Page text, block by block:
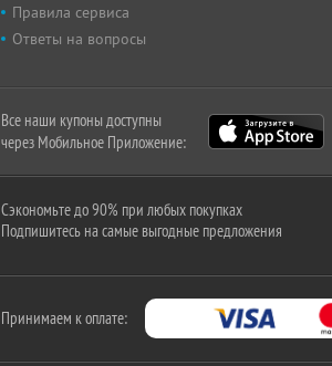
Правила сервиса
Ответы на вопросы
Все наши купоны доступны
через Мобильное Приложение:
Сэкономьте до 90% при любых покупках
Подпишитесь на самые выгодные предложения
Принимаем к оплате: